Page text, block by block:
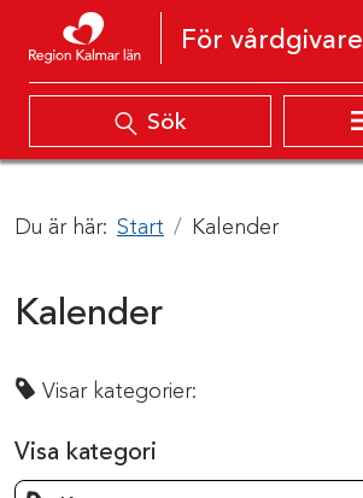
Hoppa till innehåll
För vårdgivare
Sök
Du är här: Start Kalender
Kalender
Visar kategorier:
Visa kategori